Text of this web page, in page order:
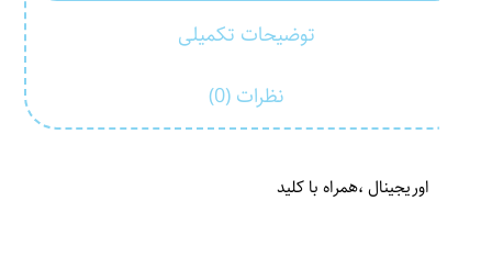
توضیحات تکمیلی
نظرات (0)
اوریجینال ،همراه با کلید